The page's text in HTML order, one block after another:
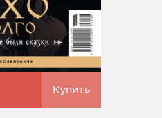
Купить